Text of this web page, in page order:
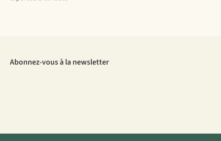
Abonnez-vous à la newsletter